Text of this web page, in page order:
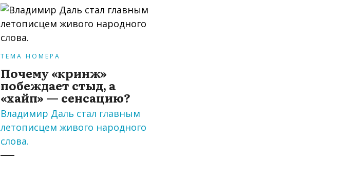
ТЕМА НОМЕРА
Почему «кринж»
побеждает стыд, а
«хайп» — сенсацию?
Владимир Даль стал главным
летописцем живого народного
слова.